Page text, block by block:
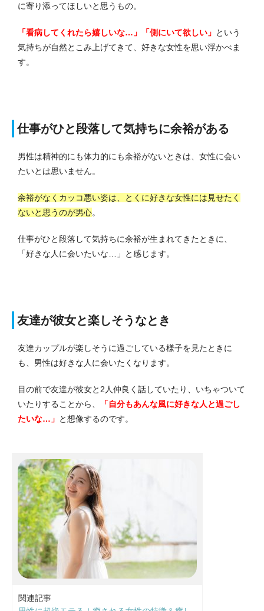
に寄り添ってほしいと思うもの。
「看病してくれたら嬉しいな…」「側にいて欲しい」 という
気持ちが自然とこみ上げてきて、好きな女性を思い浮かべま
す。
仕事がひと段落して気持ちに余裕がある
男性は精神的にも体力的にも余裕がないときは、女性に会い
たいとは思いません。
余裕がなくカッコ悪い姿は、とくに好きな女性には見せたく
ないと思うのが男心。
仕事がひと段落して気持ちに余裕が生まれてきたときに、
「好きな人に会いたいな…」と感じます。
友達が彼女と楽しそうなとき
友達カップルが楽しそうに過ごしている様子を見たときに
も、男性は好きな人に会いたくなります。
目の前で友達が彼女と2人仲良く話していたり、いちゃついて
いたりすることから、
「自分もあんな風に好きな人と過ごし
たいな…」 と想像するのです。
関連記事